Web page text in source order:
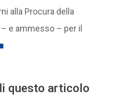
alla Procura della
e ammesso – per il
questo articolo